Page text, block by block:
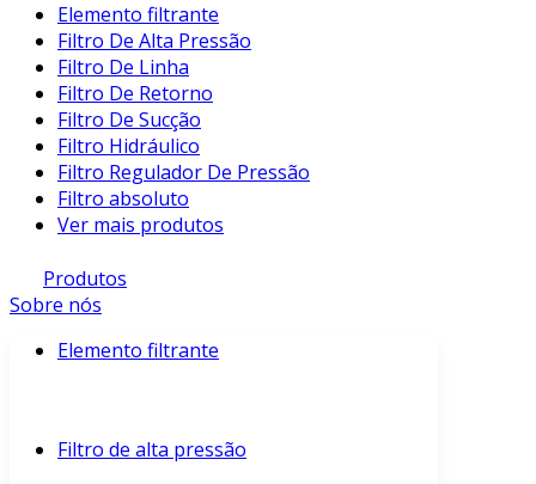
Elemento filtrante
Filtro De Alta Pressão
Filtro De Linha
Filtro De Retorno
Filtro De Sucção
Filtro Hidráulico
Filtro Regulador De Pressão
Filtro absoluto
Ver mais produtos
Produtos
Sobre nós
Elemento filtrante
Filtro de alta pressão